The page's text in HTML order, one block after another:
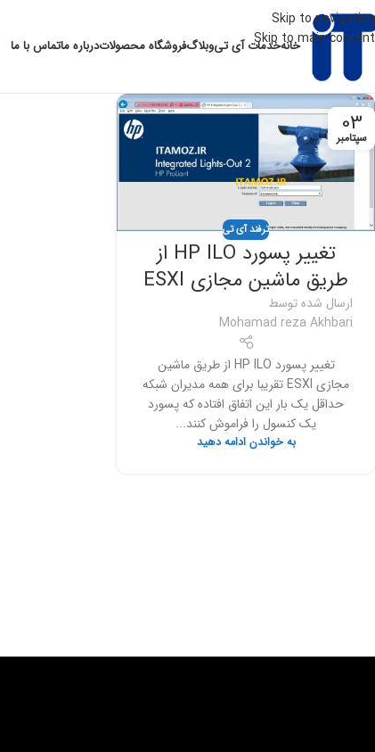
Skip to navigation
Skip to main content
خانهخدمات آی تیوبلاگفروشگاه محصولاتدرباره ماتماس با ما
03
سپتامبر
ترفند آی تی
تغییر پسورد HP ILO از
طریق ماشین مجازی ESXI
ارسال شده توسط
Mohamad reza Akhbari
تغییر پسورد HP ILO از طریق ماشین
مجازی ESXI تقریبا برای همه مدیران شبکه
حداقل یک بار این اتفاق افتاده که پسورد
یک کنسول را فراموش کنند...
به خواندن ادامه دهید